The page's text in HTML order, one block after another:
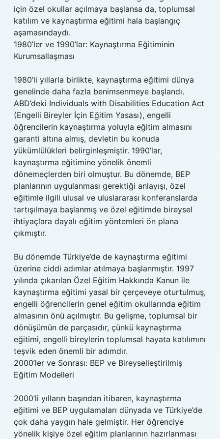
için özel okullar açılmaya başlansa da, toplumsal
katılım ve kaynaştırma eğitimi hala başlangıç
aşamasındaydı.
1980’ler ve 1990’lar: Kaynaştırma Eğitiminin
Kurumsallaşması
1980’li yıllarla birlikte, kaynaştırma eğitimi dünya
genelinde daha fazla benimsenmeye başlandı.
ABD’deki Individuals with Disabilities Education Act
(Engelli Bireyler İçin Eğitim Yasası), engelli
öğrencilerin kaynaştırma yoluyla eğitim almasını
garanti altına almış, devletin bu konuda
yükümlülükleri belirginleşmiştir. 1990’lar,
kaynaştırma eğitimine yönelik önemli
dönemeçlerden biri olmuştur. Bu dönemde, BEP
planlarının uygulanması gerektiği anlayışı, özel
eğitimle ilgili ulusal ve uluslararası konferanslarda
tartışılmaya başlanmış ve özel eğitimde bireysel
ihtiyaçlara dayalı eğitim yöntemleri ön plana
çıkmıştır.
Bu dönemde Türkiye’de de kaynaştırma eğitimi
üzerine ciddi adımlar atılmaya başlanmıştır. 1997
yılında çıkarılan Özel Eğitim Hakkında Kanun ile
kaynaştırma eğitimi yasal bir çerçeveye oturtulmuş,
engelli öğrencilerin genel eğitim okullarında eğitim
almasının önü açılmıştır. Bu gelişme, toplumsal bir
dönüşümün de parçasıdır, çünkü kaynaştırma
eğitimi, engelli bireylerin toplumsal hayata katılımını
teşvik eden önemli bir adımdır.
2000’ler ve Sonrası: BEP ve Bireyselleştirilmiş
Eğitim Modelleri
2000’li yılların başından itibaren, kaynaştırma
eğitimi ve BEP uygulamaları dünyada ve Türkiye’de
çok daha yaygın hale gelmiştir. Her öğrenciye
yönelik kişiye özel eğitim planlarının hazırlanması